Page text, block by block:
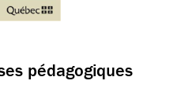
pédagogiques